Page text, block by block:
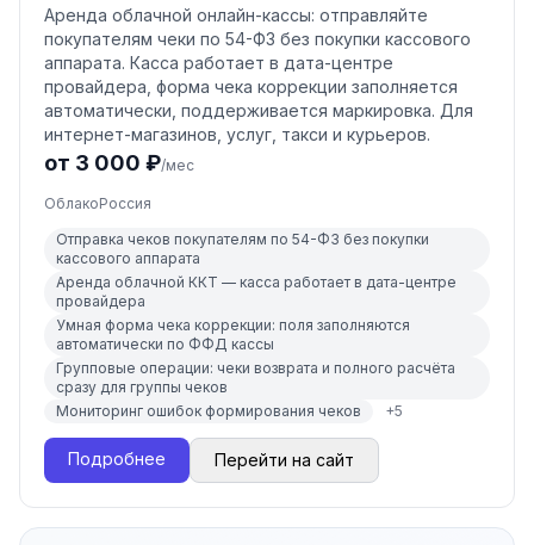
Аренда облачной онлайн-кассы: отправляйте
покупателям чеки по 54-ФЗ без покупки кассового
аппарата. Касса работает в дата-центре
провайдера, форма чека коррекции заполняется
автоматически, поддерживается маркировка. Для
интернет-магазинов, услуг, такси и курьеров.
от 3 000 ₽/мес
ОблакоРоссия
Отправка чеков покупателям по 54-ФЗ без покупки
кассового аппарата
Аренда облачной ККТ — касса работает в дата-центре
провайдера
Умная форма чека коррекции: поля заполняются
автоматически по ФФД кассы
Групповые операции: чеки возврата и полного расчёта
сразу для группы чеков
Мониторинг ошибок формирования чеков
+5
Подробнее Перейти на сайт